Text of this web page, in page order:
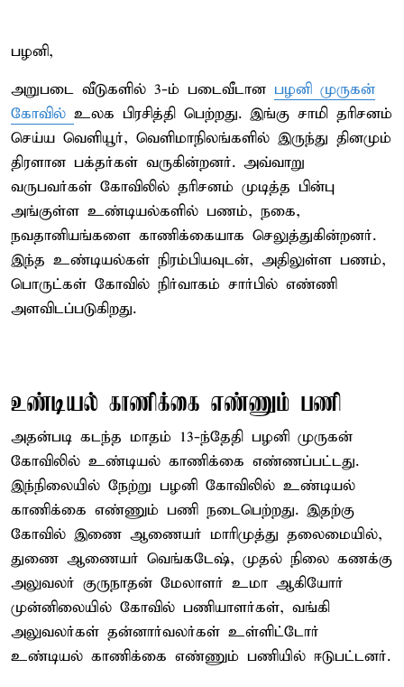
பழனி,
அறுபடை வீடுகளில் 3-ம் படைவீடான பழனி முருகன்
கோவில் உலக பிரசித்தி பெற்றது. இங்கு சாமி தரிசனம்
செய்ய வெளியூர், வெளிமாநிலங்களில் இருந்து தினமும்
திரளான பக்தர்கள் வருகின்றனர். அவ்வாறு
வருபவர்கள் கோவிலில் தரிசனம் முடித்த பின்பு
அங்குள்ள உண்டியல்களில் பணம், நகை,
நவதானியங்களை காணிக்கையாக செலுத்துகின்றனர்.
இந்த உண்டியல்கள் நிரம்பியவுடன், அதிலுள்ள பணம்,
பொருட்கள் கோவில் நிர்வாகம் சார்பில் எண்ணி
அளவிடப்படுகிறது.
உண்டியல் காணிக்கை எண்ணும் பணி
அதன்படி கடந்த மாதம் 13-ந்தேதி பழனி முருகன்
கோவிலில் உண்டியல் காணிக்கை எண்ணப்பட்டது.
இந்நிலையில் நேற்று பழனி கோவிலில் உண்டியல்
காணிக்கை எண்ணும் பணி நடைபெற்றது. இதற்கு
கோவில் இணை ஆணையர் மாரிமுத்து தலைமையில்,
துணை ஆணையர் வெங்கடேஷ், முதல் நிலை கணக்கு
அலுவலர் குருநாதன் மேலாளர் உமா ஆகியோர்
முன்னிலையில் கோவில் பணியாளர்கள், வங்கி
அலுவலர்கள் தன்னார்வலர்கள் உள்ளிட்டோர்
உண்டியல் காணிக்கை எண்ணும் பணியில் ஈடுபட்டனர்.